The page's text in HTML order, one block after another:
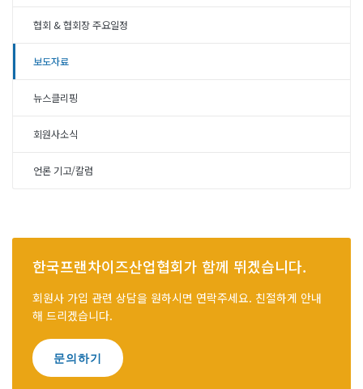
협회 & 협회장 주요일정
보도자료
뉴스클리핑
회원사소식
언론 기고/칼럼
한국프랜차이즈산업협회가 함께 뛰겠습니다.
회원사 가입 관련 상담을 원하시면 연락주세요. 친절하게 안내
해 드리겠습니다.
문의하기